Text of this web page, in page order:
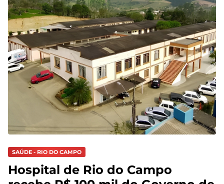
SAÚDE - RIO DO CAMPO
Hospital de Rio do Campo